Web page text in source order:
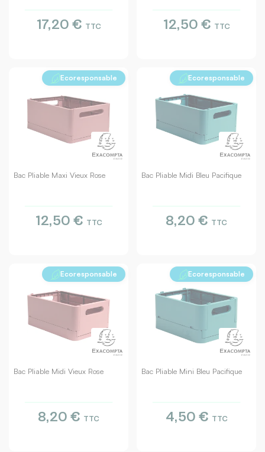
17,20 € TTC 12,50 € TTC
Bac Pliable Maxi Vieux Rose
Ecoresponsable
12,50 € TTC
Bac Pliable Midi Bleu Pacifique
Ecoresponsable
8,20 € TTC
Bac Pliable Midi Vieux Rose
Ecoresponsable
8,20 € TTC
Bac Pliable Mini Bleu Pacifique
Ecoresponsable
4,50 € TTC